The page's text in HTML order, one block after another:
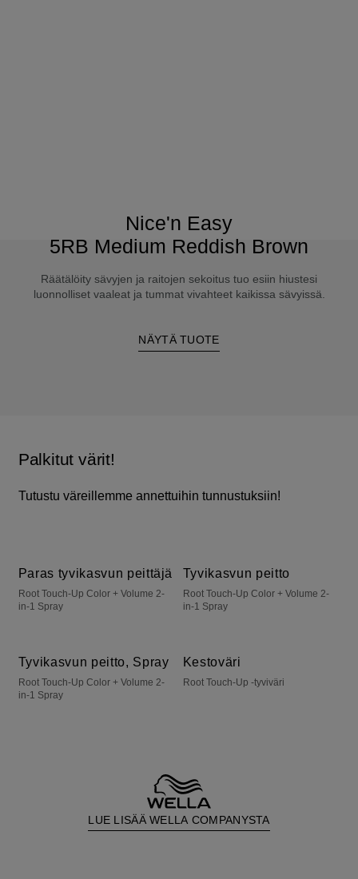
Nice'n Easy
5RB Medium Reddish Brown
Räätälöity sävyjen ja raitojen sekoitus tuo esiin hiustesi
luonnolliset vaaleat ja tummat vivahteet kaikissa sävyissä.
NÄYTÄ TUOTE
Palkitut värit!
Tutustu väreillemme annettuihin tunnustuksiin!
Paras tyvikasvun peittäjä
Root Touch-Up Color + Volume 2-
in-1 Spray
Tyvikasvun peitto
Root Touch-Up Color + Volume 2-
in-1 Spray
Tyvikasvun peitto, Spray
Root Touch-Up Color + Volume 2-
in-1 Spray
Kestoväri
Root Touch-Up -tyviväri
LUE LISÄÄ WELLA COMPANYSTA